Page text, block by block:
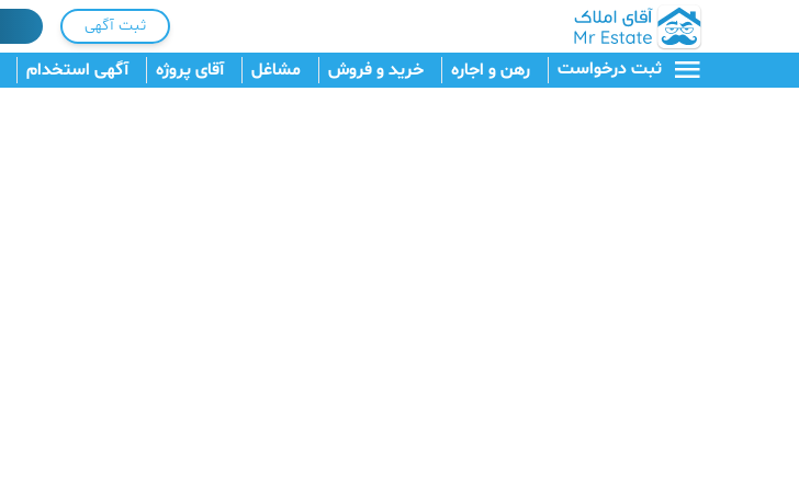
ثبت آگهی
ثبت درخواست رهن و اجاره خرید و فروش مشاغل آقای پروژه آگهی استخدام